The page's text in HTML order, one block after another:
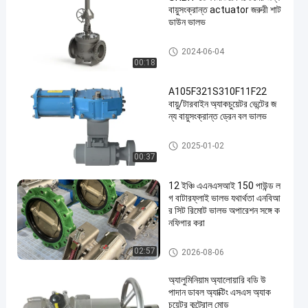
00:18
বায়ুসংক্রান্ত actuator জরুরী শাট
ডাউন ভালভ
বায়ুসংক্রান্ত বল ভালভ
2024-06-04
00:37
A105F321S310F11F22
বায়ু/টারবাইন অ্যাকচুয়েটর ভেন্টের জ
ন্য বায়ুসংক্রান্ত ড্রেন বল ভালভ
বায়ুসংক্রান্ত বল ভালভ
2025-01-02
02:57
12 ইঞ্চি এএনএসআই 150 পাউন্ড ল
গ বাটারফ্লাই ভালভ যথার্থতা এনবিআ
র সিট রিমোট ভালভ অপারেশন সঙ্গে ক
নফিগার করা
বায়ুসংক্রান্ত প্রজাপতি ভালভ
2026-08-06
অ্যালুমিনিয়াম অ্যালোয়ারি বডি উ
পাদান ডাবল অ্যাক্টিং এসএস অ্যাক
চুয়েটর কন্ট্রোল মোড